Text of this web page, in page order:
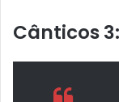
Cânticos